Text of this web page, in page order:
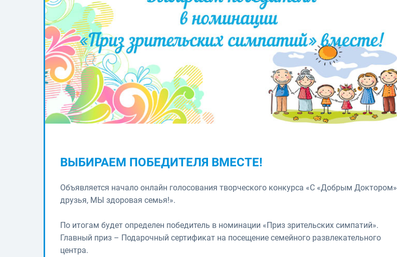
ВЫБИРАЕМ ПОБЕДИТЕЛЯ ВМЕСТЕ!
Объявляется начало онлайн голосования творческого конкурса «С «Добрым Доктором»
друзья, МЫ здоровая семья!».
По итогам будет определен победитель в номинации «Приз зрительских симпатий».
Главный приз – Подарочный сертификат на посещение семейного развлекательного
центра.